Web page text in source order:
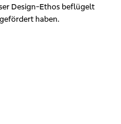
Design-Ethos beflügelt
haben.